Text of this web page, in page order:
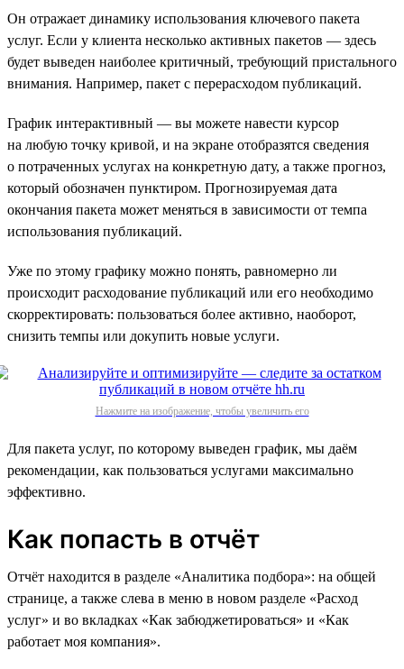
Он отражает динамику использования ключевого пакета
услуг. Если у клиента несколько активных пакетов — здесь
будет выведен наиболее критичный, требующий пристального
внимания. Например, пакет с перерасходом публикаций.
График интерактивный — вы можете навести курсор
на любую точку кривой, и на экране отобразятся сведения
о потраченных услугах на конкретную дату, а также прогноз,
который обозначен пунктиром. Прогнозируемая дата
окончания пакета может меняться в зависимости от темпа
использования публикаций.
Уже по этому графику можно понять, равномерно ли
происходит расходование публикаций или его необходимо
скорректировать: пользоваться более активно, наоборот,
снизить темпы или докупить новые услуги.
Нажмите на изображение, чтобы увеличить его
Для пакета услуг, по которому выведен график, мы даём
рекомендации, как пользоваться услугами максимально
эффективно.
Как попасть в отчёт
Отчёт находится в разделе «Аналитика подбора»: на общей
странице, а также слева в меню в новом разделе «Расход
услуг» и во вкладках «Как забюджетироваться» и «Как
работает моя компания».